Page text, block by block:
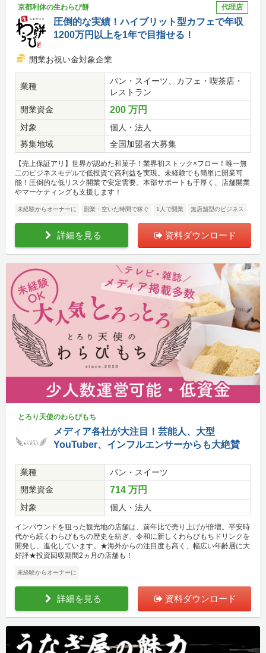
京都利休の生わらび餅 代理店
圧倒的な実績！ハイブリット型カフェで年収
1200万円以上を1年で目指せる！
開業お祝い金対象企業
業種
パン・スイーツ、カフェ・喫茶店・
レストラン
開業資金
200 万円
対象
個人・法人
募集地域
全国加盟者大募集
【売上保証アリ】世界が認めた和菓子！業界初ストック×フロー！唯一無
二のビジネスモデルで低投資で高利益を実現。未経験でも簡単に開業可
能！圧倒的な低リスク開業で安定需要。本部サポートも手厚く、店舗開業
やマーケティングも支援します！
未経験からオーナーに 副業・空いた時間で稼ぐ 1人で開業 無店舗型のビジネス
詳細を見る 資料ダウンロード
とろり天使のわらびもち
メディア各社が大注目！芸能人、大型
YouTuber、インフルエンサーからも大絶賛
業種
パン・スイーツ
開業資金
714 万円
対象 個人・法人
インバウンドを狙った観光地の店舗は、前年比で売り上げが倍増。平安時
代から続くわらびもちの歴史を紡ぎ、令和に新しくわらびもちドリンクを
開発し、進化しています。★海外からの注目度も高く、幅広い年齢層に大
好評★投資回収期間2ヵ月の店舗も！
未経験からオーナーに
詳細を見る 資料ダウンロード